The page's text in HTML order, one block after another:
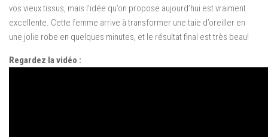
vos vieux tissus, mais l’idée qu’on propose aujourd’hui est vraiment
excellente. Cette femme arrive à transformer une taie d’oreiller en
une jolie robe en quelques minutes, et le résultat final est très beau!
Regardez la vidéo :